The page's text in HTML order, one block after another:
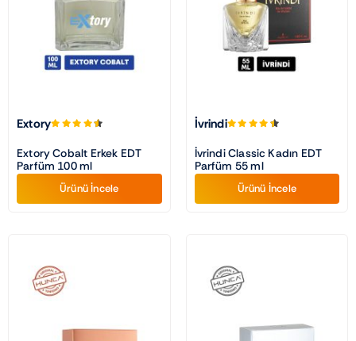
Extory
Extory Cobalt Erkek EDT
Parfüm 100 ml
Ürünü İncele
İvrindi
İvrindi Classic Kadın EDT
Parfüm 55 ml
Ürünü İncele